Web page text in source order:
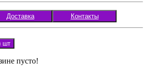
Доставка Контакты
шт
пусто!